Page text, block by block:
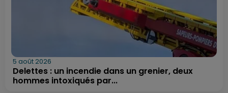
5 août 2026
Delettes : un incendie dans un grenier, deux
hommes intoxiqués par...